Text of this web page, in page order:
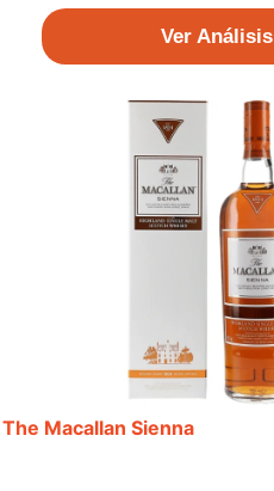
Ver Análisis
The Macallan Sienna